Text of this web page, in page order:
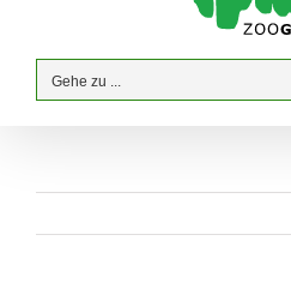
Gehe zu ...